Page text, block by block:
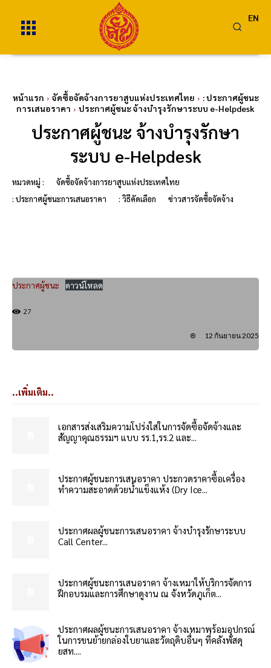
EN
หน้าแรก จัดซื้อจัดจ้างการยาสูบแห่งประเทศไทย
: ประกาศผู้ชนะ
การเสนอราคา
ประกาศผู้ชนะ จ้างบำรุงรักษาระบบ e-Helpdesk
ประกาศผู้ชนะ จ้างบำรุงรักษา
ระบบ e-Helpdesk
หมวดหมู่ :
จัดซื้อจัดจ้างการยาสูบแห่งประเทศไทย
: ประกาศผู้ชนะการเสนอราคา
: วิธีคัดเลือก ข่าวสารจัดซื้อจัดจ้าง
ประกาศผู้ชนะ ดาวน์โหลด
27
12 กันยายน 2025
..เพิ่มเติม..
เอกสารส่งเสริมความโปร่งใสในการจัดซื้อจัดจ้างและ
สัญญาคุณธรรมฯ แบบ รร.1,รร.2 และ...
ประกาศผู้ชนะการเสนอราคา ประกวดราคาซื้อเครื่อง
ทำความสะอาดด้วยน้ำแข็งแห้ง (Dry Ice...
ประกาศผลผู้ชนะการเสนอราคา จ้างบำรุงรักษาระบบ
Call Center...
ประกาศผู้ชนะการเสนอราคา จ้างเหมาให้บริการจัดการ
ฝึกอบรมและการศึกษาดูงาน ณ จังหวัดภูเก็ต...
ประกาศผลผู้ชนะการเสนอราคา จ้างเหมาพร้อมอุปกรณ์
ในการขนย้ายกล่องใบยาและวัตถุดิบอื่นๆ ที่คลังพัสดุ
ยสท....